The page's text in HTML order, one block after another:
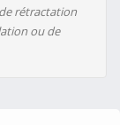
rétractation
ou de